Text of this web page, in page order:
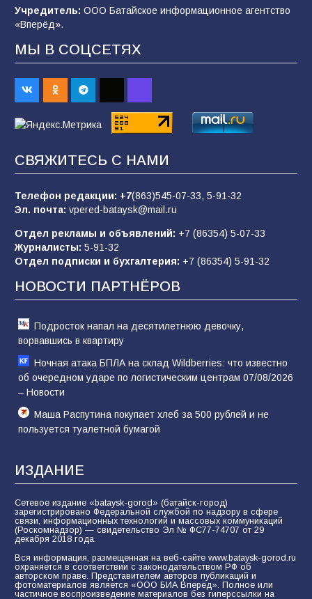
98 04.08.2026
«Пургу нести — не поля переходить»: почему
заявления о мобилизации — это
пропагандистский вброс
01.08.2026
Будет ли мобилизация в России в 2026 году
после выборов: в Госдуме дали ответ
85 06.08.2026
«Слухами Москву не возьмёшь»: почему
заявления Киева о мобилизации — это
отчаяние, а не разведка
81 02.08.2026
Учредитель: ООО Батайское информационное агентство
«Вперёд».
МЫ В СОЦСЕТЯХ
СВЯЖИТЕСЬ С НАМИ
Телефон редакции: +7(863)545-07-33, 5-91-32
Эл. почта: vpered-bataysk@mail.ru
Отдел рекламы и объявлений: +7 (86354) 5-07-33
Журналисты: 5-91-32
Отдел подписки и бухгалтерия: +7 (86354) 5-91-32
НОВОСТИ ПАРТНЁРОВ
Подросток напал на десятилетнюю девочку,
ворвавшись в квартиру
Ночная атака БПЛА на склад Wildberries: что известно
об очередном ударе по логистическим центрам 07/08/2026
– Новости
Маша Распутина покупает хлеб за 500 рублей и не
пользуется туалетной бумагой
ИЗДАНИЕ
Сетевое издание «bataysk-gorod» (батайск-город)
зарегистрировано Федеральной службой по надзору в сфере
связи, информационных технологий и массовых коммуникаций
(Роскомнадзор) — свидетельство Эл № ФС77-74707 от 29
декабря 2018 года.
Вся информация, размещенная на веб-сайте www.bataysk-gorod.ru
охраняется в соответствии с законодательством РФ об
авторском праве. Представителем авторов публикаций и
фотоматериалов является «ООО БИА Вперёд». Полное или
частичное воспроизведение материалов без гиперссылки на